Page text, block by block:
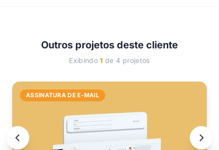
Outros projetos deste cliente
Exibindo1 de 4 projetos
ASSINATURA DE E-MAIL